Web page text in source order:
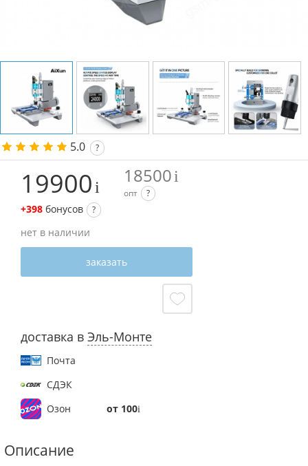
5.0 ?
19900 18500
опт ?
+398 бонусов ?
нет в наличии
заказать
доставка в Эль-Монте
Почта
СДЭК
Озон
от 100
Описание